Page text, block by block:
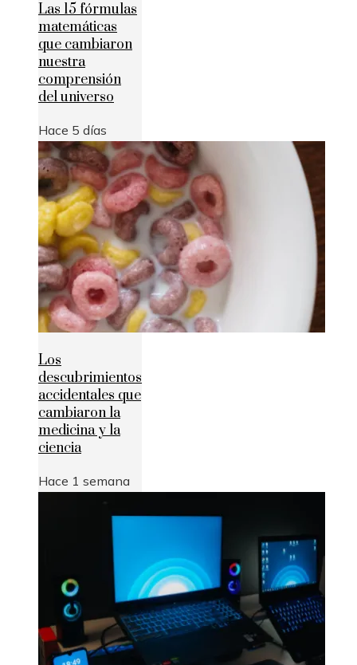
Las 15 fórmulas
matemáticas
que cambiaron
nuestra
comprensión
del universo
Hace 5 días
Los
descubrimientos
accidentales que
cambiaron la
medicina y la
ciencia
Hace 1 semana